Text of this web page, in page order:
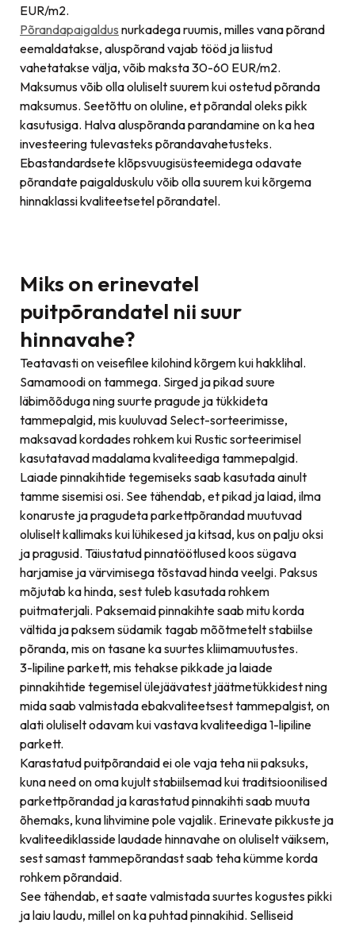
EUR/m2.
Põrandapaigaldus nurkadega ruumis, milles vana põrand
eemaldatakse, aluspõrand vajab tööd ja liistud
vahetatakse välja, võib maksta 30-60 EUR/m2.
Maksumus võib olla oluliselt suurem kui ostetud põranda
maksumus. Seetõttu on oluline, et põrandal oleks pikk
kasutusiga. Halva aluspõranda parandamine on ka hea
investeering tulevasteks põrandavahetusteks.
Ebastandardsete klõpsvuugisüsteemidega odavate
põrandate paigalduskulu võib olla suurem kui kõrgema
hinnaklassi kvaliteetsetel põrandatel.
Miks on erinevatel
puitpõrandatel nii suur
hinnavahe?
Teatavasti on veisefilee kilohind kõrgem kui hakklihal.
Samamoodi on tammega. Sirged ja pikad suure
läbimõõduga ning suurte pragude ja tükkideta
tammepalgid, mis kuuluvad Select-sorteerimisse,
maksavad kordades rohkem kui Rustic sorteerimisel
kasutatavad madalama kvaliteediga tammepalgid.
Laiade pinnakihtide tegemiseks saab kasutada ainult
tamme sisemisi osi. See tähendab, et pikad ja laiad, ilma
konaruste ja pragudeta parkettpõrandad muutuvad
oluliselt kallimaks kui lühikesed ja kitsad, kus on palju oksi
ja pragusid. Täiustatud pinnatöötlused koos sügava
harjamise ja värvimisega tõstavad hinda veelgi. Paksus
mõjutab ka hinda, sest tuleb kasutada rohkem
puitmaterjali. Paksemaid pinnakihte saab mitu korda
vältida ja paksem südamik tagab mõõtmetelt stabiilse
põranda, mis on tasane ka suurtes kliimamuutustes.
3-lipiline parkett, mis tehakse pikkade ja laiade
pinnakihtide tegemisel ülejäävatest jäätmetükkidest ning
mida saab valmistada ebakvaliteetsest tammepalgist, on
alati oluliselt odavam kui vastava kvaliteediga 1-lipiline
parkett.
Karastatud puitpõrandaid ei ole vaja teha nii paksuks,
kuna need on oma kujult stabiilsemad kui traditsioonilised
parkettpõrandad ja karastatud pinnakihti saab muuta
õhemaks, kuna lihvimine pole vajalik. Erinevate pikkuste ja
kvaliteediklasside laudade hinnavahe on oluliselt väiksem,
sest samast tammepõrandast saab teha kümme korda
rohkem põrandaid.
See tähendab, et saate valmistada suurtes kogustes pikki
ja laiu laudu, millel on ka puhtad pinnakihid. Selliseid